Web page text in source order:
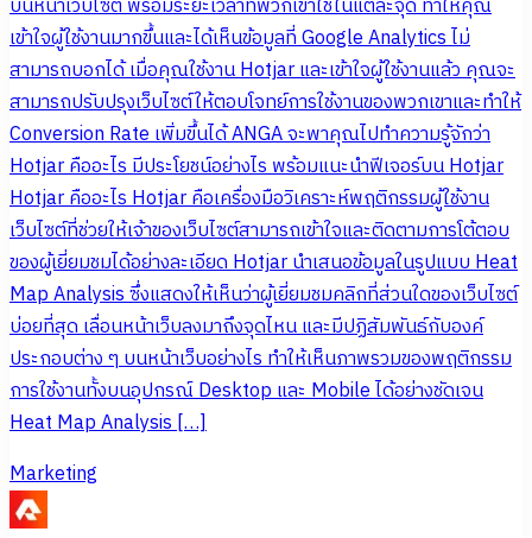
บนหน้าเว็บไซต์ พร้อมระยะเวลาที่พวกเขาใช้ในแต่ละจุด ทำให้คุณ
เข้าใจผู้ใช้งานมากขึ้นและได้เห็นข้อมูลที่ Google Analytics ไม่
สามารถบอกได้ เมื่อคุณใช้งาน Hotjar และเข้าใจผู้ใช้งานแล้ว คุณจะ
สามารถปรับปรุงเว็บไซต์ให้ตอบโจทย์การใช้งานของพวกเขาและทำให้
Conversion Rate เพิ่มขึ้นได้ ANGA จะพาคุณไปทำความรู้จักว่า
Hotjar คืออะไร มีประโยชน์อย่างไร พร้อมแนะนำฟีเจอร์บน Hotjar
Hotjar คืออะไร Hotjar คือเครื่องมือวิเคราะห์พฤติกรรมผู้ใช้งาน
เว็บไซต์ที่ช่วยให้เจ้าของเว็บไซต์สามารถเข้าใจและติดตามการโต้ตอบ
ของผู้เยี่ยมชมได้อย่างละเอียด Hotjar นำเสนอข้อมูลในรูปแบบ Heat
Map Analysis ซึ่งแสดงให้เห็นว่าผู้เยี่ยมชมคลิกที่ส่วนใดของเว็บไซต์
บ่อยที่สุด เลื่อนหน้าเว็บลงมาถึงจุดไหน และมีปฏิสัมพันธ์กับองค์
ประกอบต่าง ๆ บนหน้าเว็บอย่างไร ทำให้เห็นภาพรวมของพฤติกรรม
การใช้งานทั้งบนอุปกรณ์ Desktop และ Mobile ได้อย่างชัดเจน
Heat Map Analysis […]
Marketing